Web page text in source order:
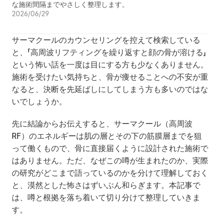
な施術間隔までやさしく整理します。
2026/06/29
サーマクールのカウンセリングを控えて検索している
と、「高周波リフティングを繰り返すと顔の骨が溶ける」
という怖い話を一度は目にする方も少なくありません。
施術を受けたい気持ちと、骨が痩せることへの不安が重
なると、決断を先延ばしにしてしまう方も多いのではな
いでしょうか。
先に結論からお伝えすると、サーマクール（高周波
RF）のエネルギーは肌の層とその下の筋膜層までを狙
って働くもので、骨に直接届くように設計された施術で
はありません。ただ、なぜこの噂が生まれたのか、実際
の研究がどこまで語っているのかを分けて理解しておく
と、漠然とした怖さはずいぶん和らぎます。本記事で
は、噂と根拠を落ち着いて切り分けて整理していきま
す。